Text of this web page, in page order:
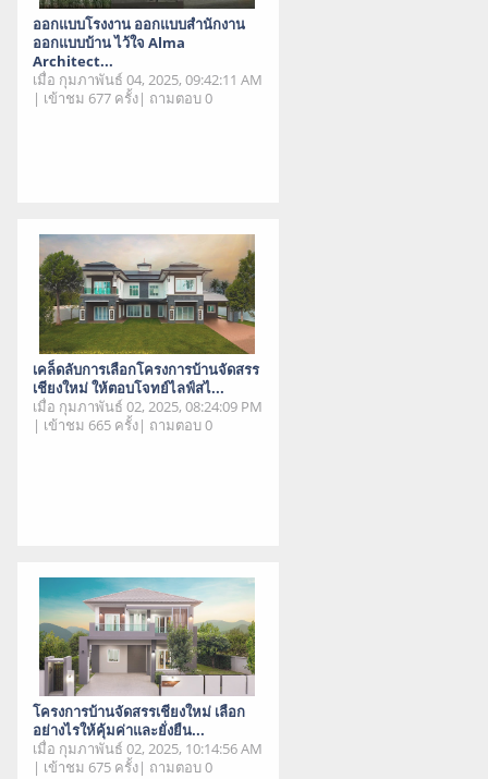
ออกแบบโรงงาน ออกแบบสำนักงาน
ออกแบบบ้าน ไว้ใจ Alma
Architect...
เมื่อ กุมภาพันธ์ 04, 2025, 09:42:11 AM
| เข้าชม 677 ครั้ง| ถามตอบ 0
เคล็ดลับการเลือกโครงการบ้านจัดสรร
เชียงใหม่ ให้ตอบโจทย์ไลฟ์สไ...
เมื่อ กุมภาพันธ์ 02, 2025, 08:24:09 PM
| เข้าชม 665 ครั้ง| ถามตอบ 0
โครงการบ้านจัดสรรเชียงใหม่ เลือก
อย่างไรให้คุ้มค่าและยั่งยืน...
เมื่อ กุมภาพันธ์ 02, 2025, 10:14:56 AM
| เข้าชม 675 ครั้ง| ถามตอบ 0